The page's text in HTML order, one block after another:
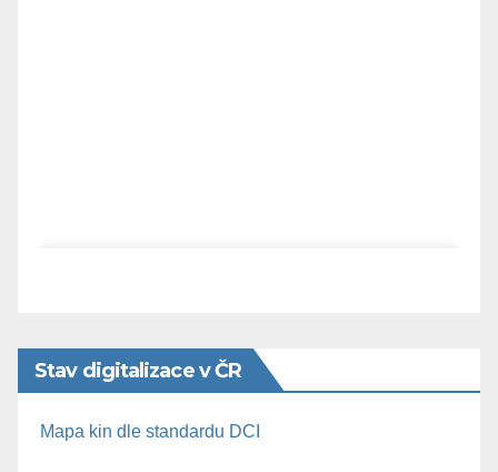
Stav digitalizace v ČR
Mapa kin dle standardu DCI